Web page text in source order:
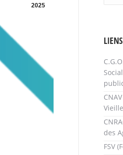
2025
LIENS
des
FSV